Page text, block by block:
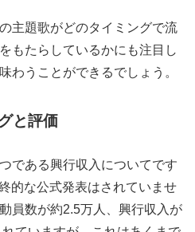
主題歌がどのタイミングで流
もたらしているかにも注目し
わうことができるでしょう。
と評価
である興行収入についてです
的な公式発表はされていませ
員数が約2.5万人、興行収入が